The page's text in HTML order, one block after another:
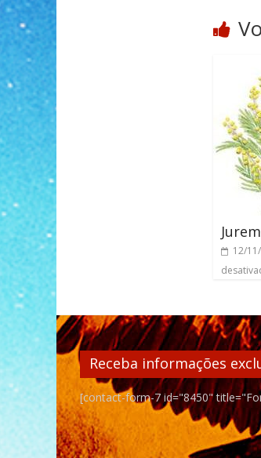
12/
Receba informações
[contact-form-7 id="8450"